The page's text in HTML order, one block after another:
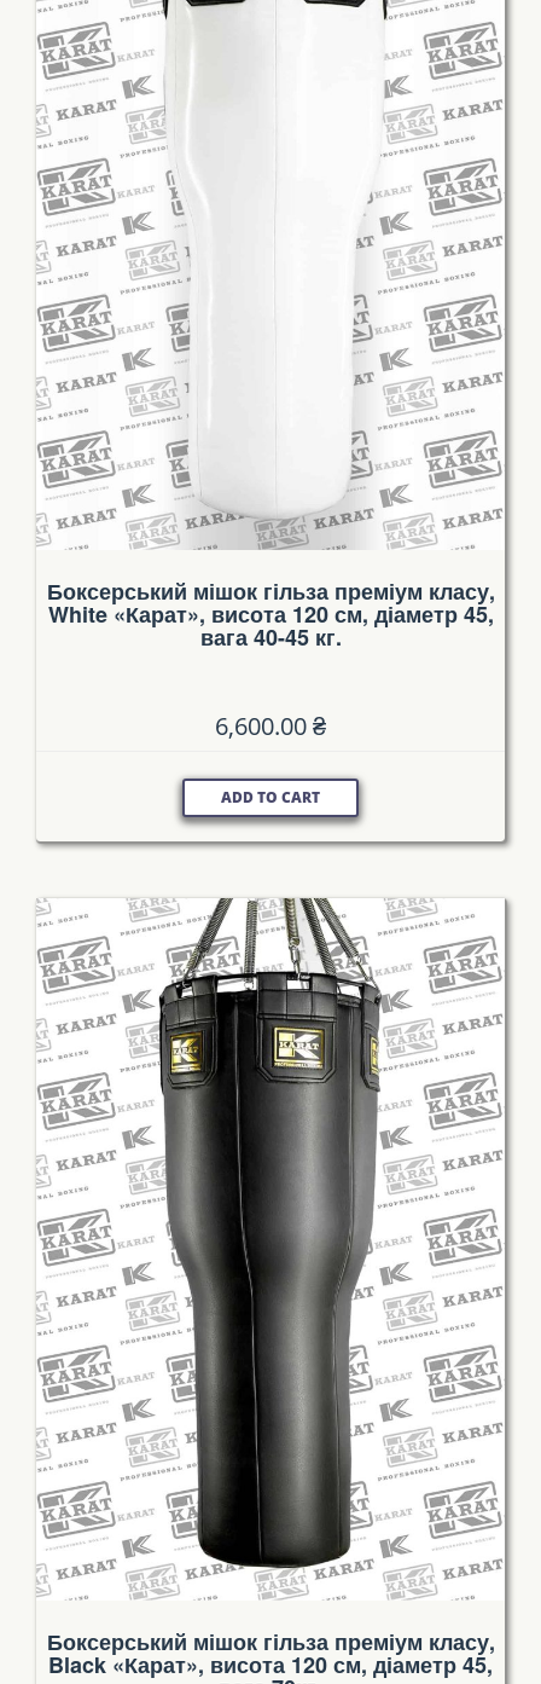
Боксерський мішок гільза преміум класу,
White «Карат», висота 120 см, діаметр 45,
вага 40-45 кг.
6,600.00₴
ADD TO CART
Боксерський мішок гільза преміум класу,
Black «Карат», висота 120 см, діаметр 45,